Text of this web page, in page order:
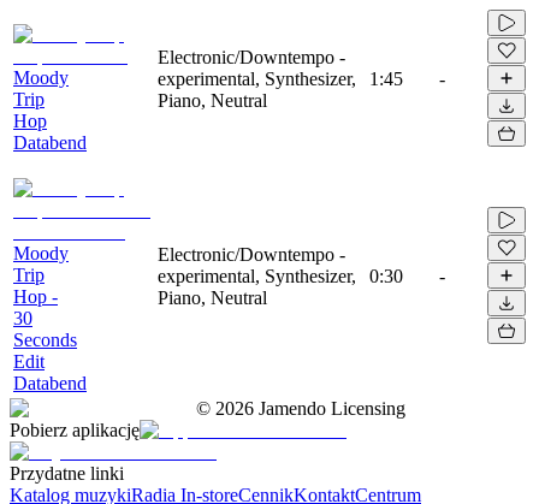
Moody
Trip
Hop
Databend
Electronic/Downtempo -
experimental, Synthesizer,
Piano, Neutral
1:45 -
Moody
Trip
Hop -
30
Seconds
Edit
Databend
Electronic/Downtempo -
experimental, Synthesizer,
Piano, Neutral
0:30 -
© 2026 Jamendo Licensing
Pobierz aplikację
Przydatne linki
Katalog muzykiRadia In-storeCennikKontaktCentrum